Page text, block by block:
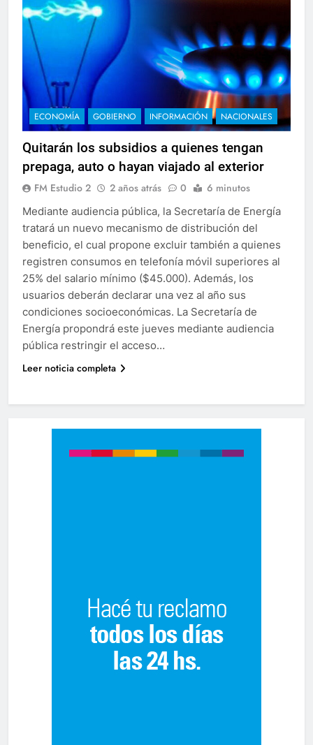
ECONOMÍA GOBIERNO INFORMACIÓN NACIONALES
Quitarán los subsidios a quienes tengan
prepaga, auto o hayan viajado al exterior
FM Estudio 2 2 años atrás 0 6 minutos
Mediante audiencia pública, la Secretaría de Energía
tratará un nuevo mecanismo de distribución del
beneficio, el cual propone excluir también a quienes
registren consumos en telefonía móvil superiores al
25% del salario mínimo ($45.000). Además, los
usuarios deberán declarar una vez al año sus
condiciones socioeconómicas. La Secretaría de
Energía propondrá este jueves mediante audiencia
pública restringir el acceso…
Leer noticia completa